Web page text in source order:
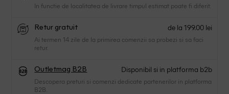
In functie de localitatea de livrare timpul estimat poate fi diferit.
Retur gratuit de la 199.00 lei
Ai termen 14 zile de la primirea comenzii sa probezi si sa faci
retur.
Outletmag B2B Disponibil si in platforma b2b
Descopera preturi si comenzi dedicate partenerilor in platforma
B2B.